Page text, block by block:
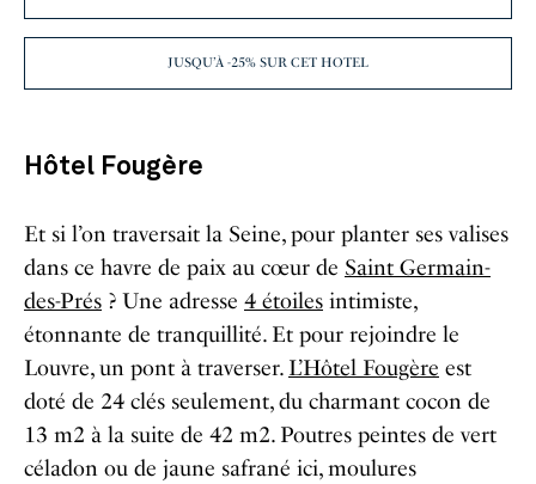
JUSQU’À -25% SUR CET HOTEL
Hôtel Fougère
Et si l’on traversait la Seine, pour planter ses valises
dans ce havre de paix au cœur de Saint Germain-
des-Prés ? Une adresse 4 étoiles intimiste,
étonnante de tranquillité. Et pour rejoindre le
Louvre, un pont à traverser. L’Hôtel Fougère est
doté de 24 clés seulement, du charmant cocon de
13 m2 à la suite de 42 m2. Poutres peintes de vert
céladon ou de jaune safrané ici, moulures